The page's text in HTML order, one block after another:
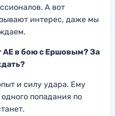
А вот
интерес, даже мы
АЕ в бою с Ершовым? За
и силу удара. Ему
попадания по